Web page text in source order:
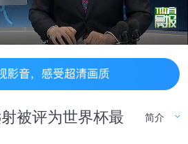
被评为世界杯最
简介